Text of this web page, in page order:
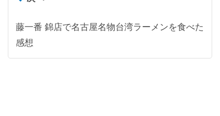
藤一番 錦店で名古屋名物台湾ラーメンを食べた
感想